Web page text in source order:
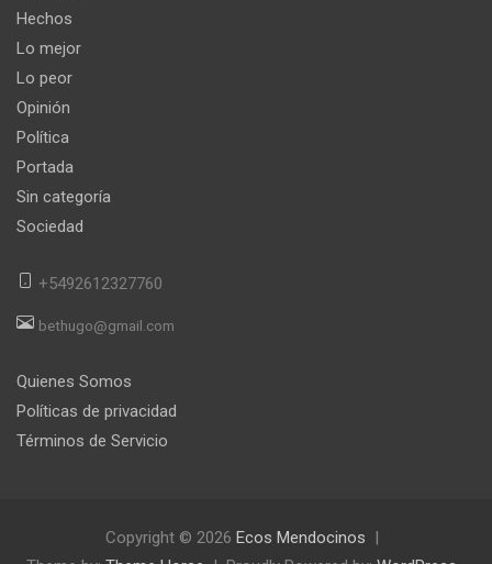
Hechos
Lo mejor
Lo peor
Opinión
Política
Portada
Sin categoría
Sociedad
+5492612327760
bethugo@gmail.com
Quienes Somos
Políticas de privacidad
Términos de Servicio
Copyright © 2026 Ecos Mendocinos